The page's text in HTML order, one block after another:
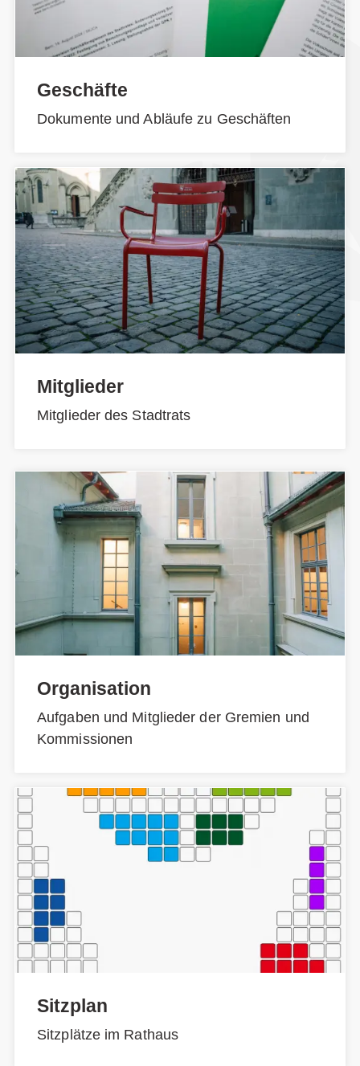
Geschäfte
Dokumente und Abläufe zu Geschäften
Mitglieder
Mitglieder des Stadtrats
Organisation
Aufgaben und Mitglieder der Gremien und
Kommissionen
Sitzplan
Sitzplätze im Rathaus